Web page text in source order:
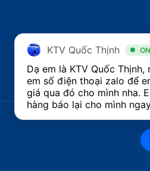
KTV Quốc Thịnh
Dạ em là KTV Quốc Thịnh,
em số điện thoại zalo để
giá qua đó cho mình nha.
hàng báo lại cho mình